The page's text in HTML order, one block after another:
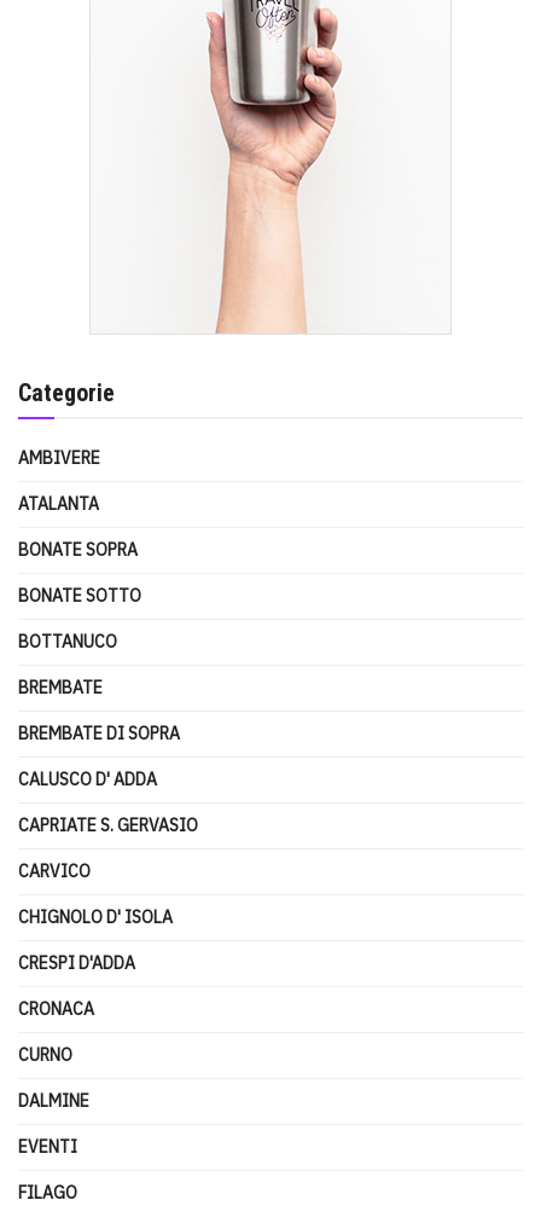
Categorie
AMBIVERE
ATALANTA
BONATE SOPRA
BONATE SOTTO
BOTTANUCO
BREMBATE
BREMBATE DI SOPRA
CALUSCO D' ADDA
CAPRIATE S. GERVASIO
CARVICO
CHIGNOLO D' ISOLA
CRESPI D'ADDA
CRONACA
CURNO
DALMINE
EVENTI
FILAGO